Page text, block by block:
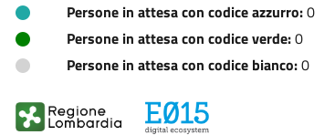
Persone in attesa con codice azzurro:0
Persone in attesa con codice verde:0
Persone in attesa con codice bianco:0